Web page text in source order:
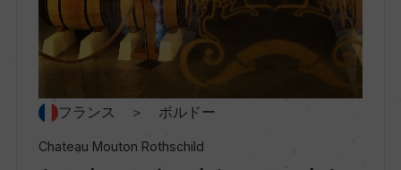
種類
スティルワイン
フランス ＞ ボルドー
Chateau Mouton Rothschild